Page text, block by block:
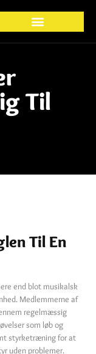
Til
Til En
end blot musikalsk
Medlemmerne af
regelmæssig
som løb og
styrketræning for at
uden problemer.